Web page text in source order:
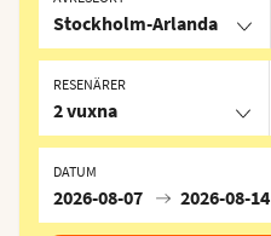
Stockholm-Arlanda
DATUM
2026-08-07 2026-08-14
RESENÄRER
2 vuxna